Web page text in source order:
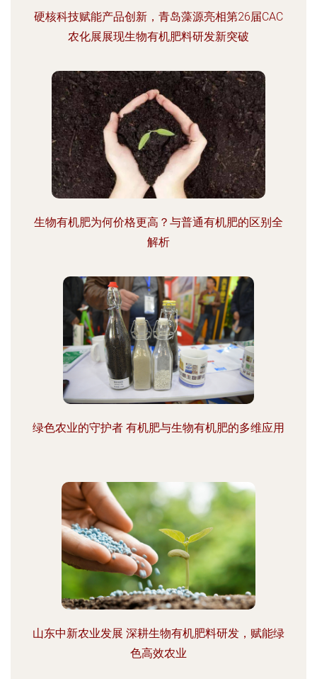
硬核科技赋能产品创新，青岛藻源亮相第26届CAC
农化展展现生物有机肥料研发新突破
生物有机肥为何价格更高？与普通有机肥的区别全
解析
绿色农业的守护者 有机肥与生物有机肥的多维应用
山东中新农业发展 深耕生物有机肥料研发，赋能绿
色高效农业